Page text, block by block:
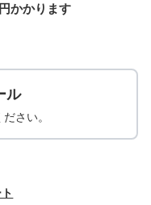
円かかります
ル
さい。